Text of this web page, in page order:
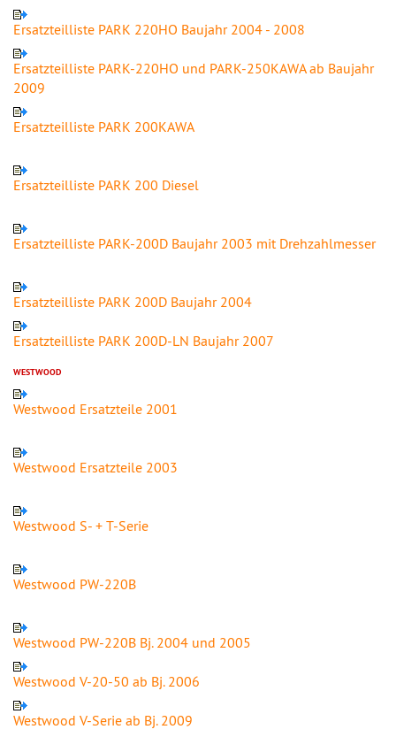
Ersatzteilliste PARK 220HO Baujahr 2004 - 2008
Ersatzteilliste PARK-220HO und PARK-250KAWA ab Baujahr
2009
Ersatzteilliste PARK 200KAWA
Ersatzteilliste PARK 200 Diesel
Ersatzteilliste PARK-200D Baujahr 2003 mit Drehzahlmesser
Ersatzteilliste PARK 200D Baujahr 2004
Ersatzteilliste PARK 200D-LN Baujahr 2007
WESTWOOD
Westwood Ersatzteile 2001
Westwood Ersatzteile 2003
Westwood S- + T-Serie
Westwood PW-220B
Westwood PW-220B Bj. 2004 und 2005
Westwood V-20-50 ab Bj. 2006
Westwood V-Serie ab Bj. 2009